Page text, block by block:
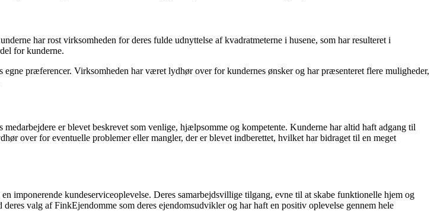
har rost virksomheden for deres fulde udnyttelse af kvadratmeterne i husene, som har resulteret i
for kunderne.
præferencer. Virksomheden har været lydhør over for kundernes ønsker og har præsenteret flere muligheder,
er blevet beskrevet som venlige, hjælpsomme og kompetente. Kunderne har altid haft adgang til
over for eventuelle problemer eller mangler, der er blevet indberettet, hvilket har bidraget til en meget
imponerende kundeserviceoplevelse. Deres samarbejdsvillige tilgang, evne til at skabe funktionelle hjem og
valg af FinkEjendomme som deres ejendomsudvikler og har haft en positiv oplevelse gennem hele